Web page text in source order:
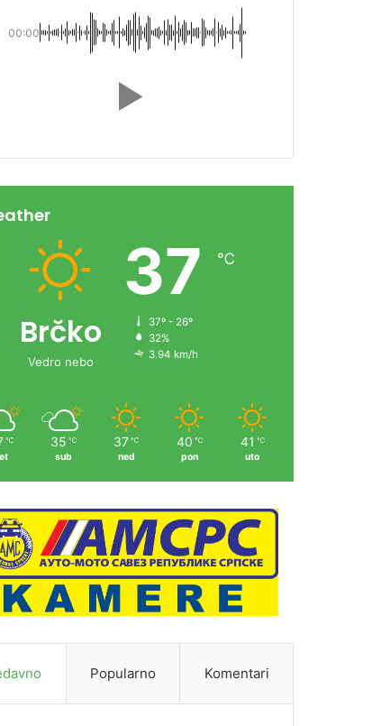
00:00
Brčko
Vedro nebo
37 ℃
37º - 26º
32%
3.94 km/h
℃ 35 ℃
sub
37 ℃
ned
40 ℃
pon
41 ℃
uto
Popularno Komentari